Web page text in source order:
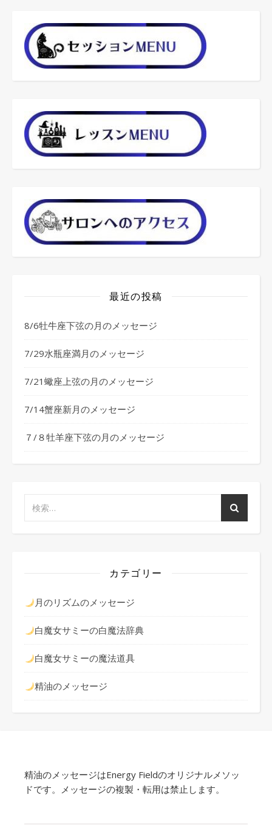
最近の投稿
8/6牡牛座下弦の月のメッセージ
7/29水瓶座満月のメッセージ
7/21蠍座上弦の月のメッセージ
7/14蟹座新月のメッセージ
７/８牡羊座下弦の月のメッセージ
カテゴリー
月のリズムのメッセージ
白魔女サミーの白魔法辞典
白魔女サミーの魔法道具
精油のメッセージ
精油のメッセージはEnergy Fieldのオリジナルメソッ
ドです。メッセージの複製・転用は禁止します。